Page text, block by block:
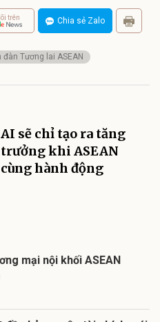
trên Chia sẻ Zalo
đàn Tương lai ASEAN
AI sẽ chỉ tạo ra tăng
trưởng khi ASEAN
cùng hành động
mại nội khối ASEAN